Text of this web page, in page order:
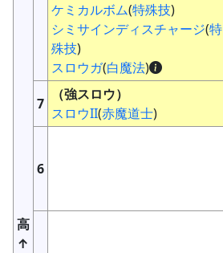
高
↑
ケミカルボム(特殊技)
シミサインディスチャージ(特
殊技)
スロウガ(白魔法)
7
（強スロウ）
スロウII(赤魔道士)
6